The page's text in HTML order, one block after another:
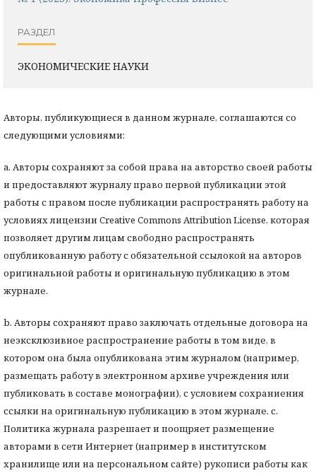
РАЗДЕЛ
ЭКОНОМИЧЕСКИЕ НАУКИ
Авторы, публикующиеся в данном журнале, соглашаются со
следующими условиями:
a. Авторы сохраняют за собой права на авторство своей работы
и предоставляют журналу право первой публикации этой
работы с правом после публикации распространять работу на
условиях лицензии Creative Commons Attribution License, которая
позволяет другим лицам свободно распространять
опубликованную работу с обязательной ссылокой на авторов
оригинальной работы и оригинальную публикацию в этом
журнале.
b. Авторы сохраняют право заключать отдельные договора на
неэксклюзивное распространение работы в том виде, в
котором она была опубликована этим журналом (например,
размещать работу в электронном архиве учреждения или
публиковать в составе монографии), с условием сохраниения
ссылки на оригинальную публикацию в этом журнале. с.
Политика журнала разрешает и поощряет размещение
авторами в сети Интернет (например в институтском
хранилище или на персональном сайте) рукописи работы как